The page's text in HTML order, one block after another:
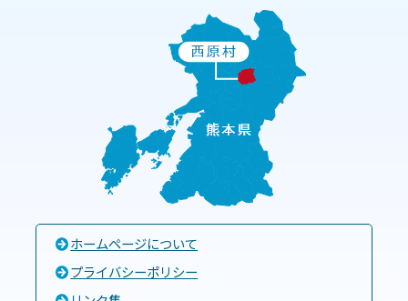
ホームページについて
プライバシーポリシー